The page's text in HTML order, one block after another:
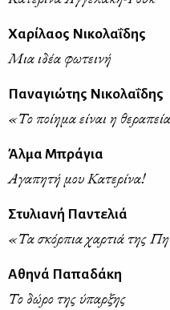
Χαρίλαος Νικολαΐδης
Μια ιδέα φωτεινή
Παναγιώτης Νικολαΐδης
«Το ποίημα είναι η
Άλμα Μπράγια
Αγαπητή μου Κατερίνα!
Στυλιανή Παντελιά
«Τα σκόρπια χαρτιά της
Αθηνά Παπαδάκη
Το δώρο της ύπαρξης